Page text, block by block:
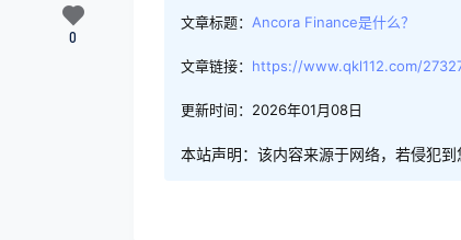
文章标题： Ancora Finance是什么？
文章链接： https://www.qkl112.com/
更新时间：2026年01月08日
本站声明：该内容来源于网络，若侵犯
0